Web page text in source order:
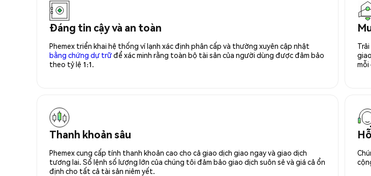
Đáng tin cậy và an toàn
Phemex triển khai hệ thống ví lạnh xác định phân cấp và thường xuyên cập nhật
bằng chứng dự trữđể xác minh rằng toàn bộ tài sản của người dùng được đảm bảo
theo tỷ lệ 1:1.
mỗi
Thanh khoản sâu
Phemex cung cấp tính thanh khoản cao cho cả giao dịch giao ngay và giao dịch
tương lai. Sổ lệnh số lượng lớn của chúng tôi đảm bảo giao dịch suôn sẻ và giá cả ổn
định cho tất cả tài sản niêm yết.